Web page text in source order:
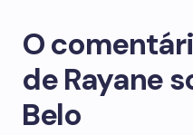
O
de Rayane
Belo